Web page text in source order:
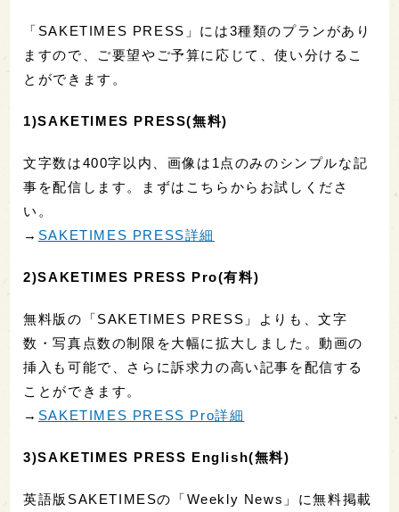
「SAKETIMES PRESS」には3種類のプランがあり
ますので、ご要望やご予算に応じて、使い分けるこ
とができます。
1)SAKETIMES PRESS(無料)
文字数は400字以内、画像は1点のみのシンプルな記
事を配信します。まずはこちらからお試しくださ
い。
→ SAKETIMES PRESS詳細
2)SAKETIMES PRESS Pro(有料)
無料版の「SAKETIMES PRESS」よりも、文字
数・写真点数の制限を大幅に拡大しました。動画の
挿入も可能で、さらに訴求力の高い記事を配信する
ことができます。
→ SAKETIMES PRESS Pro詳細
3)SAKETIMES PRESS English(無料)
英語版SAKETIMESの「Weekly News」に無料掲載